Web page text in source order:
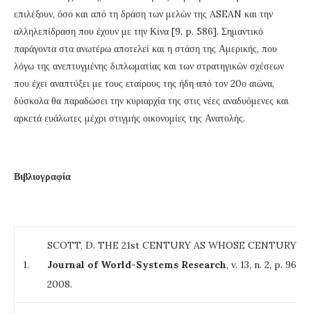
επιλέξουν, όσο και από τη δράση των μελών της ASEAN και την
αλληλεπίδραση που έχουν με την Κίνα [9, p. 586]. Σημαντικό
παράγοντα στα ανωτέρω αποτελεί και η στάση της Αμερικής, που
λόγω της ανεπτυγμένης διπλωματίας και των στρατηγικών σχέσεων
που έχει αναπτύξει με τους εταίρους της ήδη από τον 20ο αιώνα,
δύσκολα θα παραδώσει την κυριαρχία της στις νέες αναδυόμενες και
αρκετά ευάλωτες μέχρι στιγμής οικονομίες της Ανατολής.
Βιβλιογραφία
1.
SCOTT, D. THE 21st CENTURY AS WHOSE CENTURY?
Journal of World-Systems Research, v. 13, n. 2, p. 96-
2008.